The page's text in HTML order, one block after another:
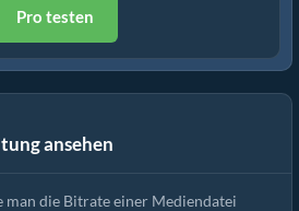
Pro testen
ansehen
man die Bitrate einer Mediendatei